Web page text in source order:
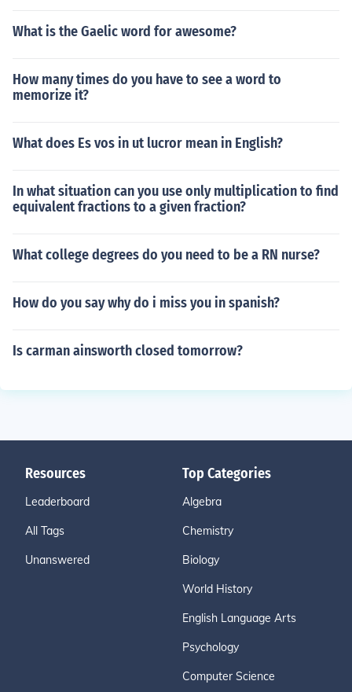
What is the Gaelic word for awesome?
How many times do you have to see a word to
memorize it?
What does Es vos in ut lucror mean in English?
In what situation can you use only multiplication to find
equivalent fractions to a given fraction?
What college degrees do you need to be a RN nurse?
How do you say why do i miss you in spanish?
Is carman ainsworth closed tomorrow?
Resources
Leaderboard
All Tags
Unanswered
Top Categories
Algebra
Chemistry
Biology
World History
English Language Arts
Psychology
Computer Science